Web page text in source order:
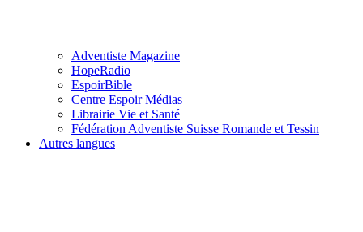
Adventiste Magazine
HopeRadio
EspoirBible
Centre Espoir Médias
Librairie Vie et Santé
Fédération Adventiste Suisse Romande et Tessin
Autres langues